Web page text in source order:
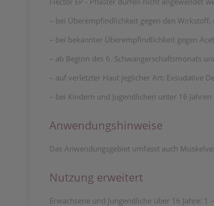
– bei Überempfindlichkeit gegen den
– bei bekannter Überempfindlichkeit gegen
– ab Beginn des 6. Schwangerschaftsmonats
– auf verletzter Haut jeglicher Art: Exsudative
– bei Kindern und Jugendlichen unter 16 Jahren
Anwendungshinweise
Das Anwendungsgebiet umfasst auch
Nutzung erweitert
Erwachsene und Jungendliche über 16 Jahre: